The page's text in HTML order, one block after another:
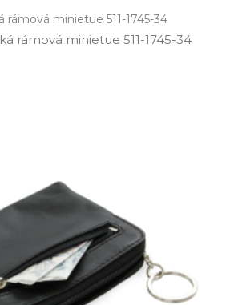
rámová minietue 511-1745-34
rámová minietue 511­-1745­-34